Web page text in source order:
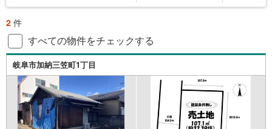
2 件
すべての物件をチェックする
岐阜市加納三笠町1丁目